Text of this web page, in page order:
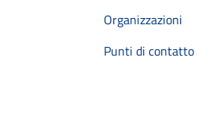
Organizzazioni
Punti di contatto